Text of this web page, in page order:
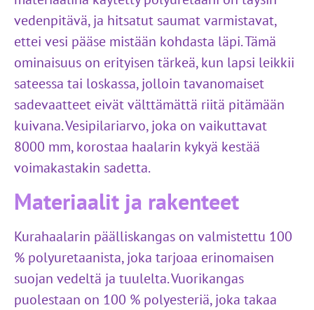
vedenpitävä, ja hitsatut saumat varmistavat,
ettei vesi pääse mistään kohdasta läpi. Tämä
ominaisuus on erityisen tärkeä, kun lapsi leikkii
sateessa tai loskassa, jolloin tavanomaiset
sadevaatteet eivät välttämättä riitä pitämään
kuivana. Vesipilariarvo, joka on vaikuttavat
8000 mm, korostaa haalarin kykyä kestää
voimakastakin sadetta.
Materiaalit ja rakenteet
Kurahaalarin päälliskangas on valmistettu 100
% polyuretaanista, joka tarjoaa erinomaisen
suojan vedeltä ja tuulelta. Vuorikangas
puolestaan on 100 % polyesteriä, joka takaa